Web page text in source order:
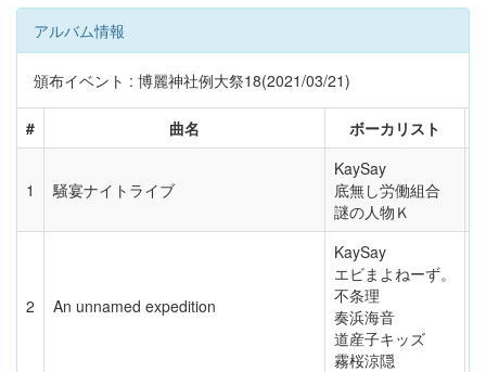
アルバム情報
頒布イベント : 博麗神社例大祭18(2021/03/21)
# 曲名 ボーカリスト
1 騒宴ナイトライブ
KaySay
底無し労働組合
謎の人物Ｋ
2 An unnamed expedition
KaySay
エビまよねーず。
不条理
奏浜海音
道産子キッズ
霧桜涼隠